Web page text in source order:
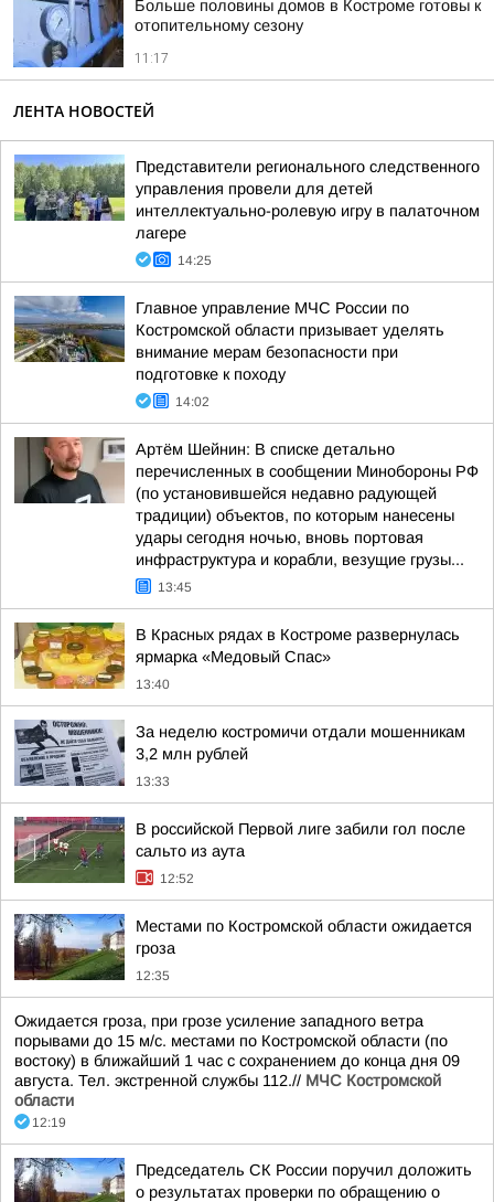
Больше половины домов в Костроме готовы к
отопительному сезону
11:17
ЛЕНТА НОВОСТЕЙ
Представители регионального следственного
управления провели для детей
интеллектуально-ролевую игру в палаточном
лагере
14:25
Главное управление МЧС России по
Костромской области призывает уделять
внимание мерам безопасности при
подготовке к походу
14:02
Артём Шейнин: В списке детально
перечисленных в сообщении Минобороны РФ
(по установившейся недавно радующей
традиции) объектов, по которым нанесены
удары сегодня ночью, вновь портовая
инфраструктура и корабли, везущие грузы...
13:45
В Красных рядах в Костроме развернулась
ярмарка «Медовый Спас»
13:40
За неделю костромичи отдали мошенникам
3,2 млн рублей
13:33
В российской Первой лиге забили гол после
сальто из аута
12:52
Местами по Костромской области ожидается
гроза
12:35
Ожидается гроза, при грозе усиление западного ветра
порывами до 15 м/с. местами по Костромской области (по
востоку) в ближайший 1 час с сохранением до конца дня 09
августа. Тел. экстренной службы 112.// МЧС Костромской
области
12:19
Председатель СК России поручил доложить
о результатах проверки по обращению о